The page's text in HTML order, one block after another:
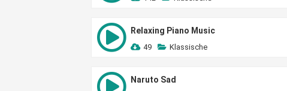
Relaxing Piano Music
49 Klassische
Naruto Sad